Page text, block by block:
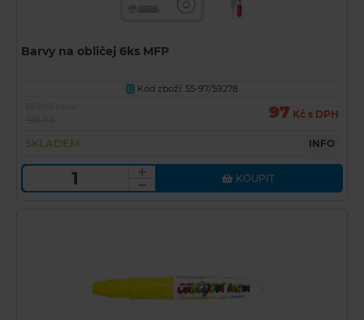
Barvy na obličej 6ks MFP
U
Kód zboží: 55-97/59278
97 Kč s DPH
SKLADEM INFO
KOUPIT